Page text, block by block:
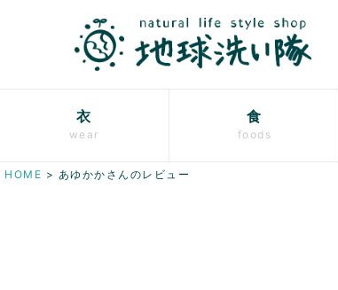
衣
wear
食
foods
HOME あゆかかさんのレビュー